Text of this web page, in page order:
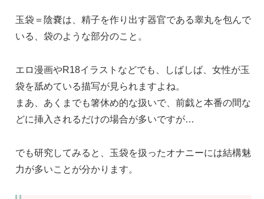
玉袋＝陰嚢は、精子を作り出す器官である睾丸を包んで
いる、袋のような部分のこと。
エロ漫画やR18イラストなどでも、しばしば、女性が玉
袋を舐めている描写が見られますよね。
まあ、あくまでも箸休め的な扱いで、前戯と本番の間な
どに挿入されるだけの場合が多いですが…
でも研究してみると、玉袋を扱ったオナニーには結構魅
力が多いことが分かります。